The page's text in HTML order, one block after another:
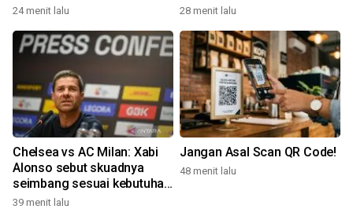
24 menit lalu 28 menit lalu
Chelsea vs AC Milan: Xabi
Alonso sebut skuadnya
seimbang sesuai kebutuhan
Liga Inggris
39 menit lalu
Jangan Asal Scan QR Code!
48 menit lalu